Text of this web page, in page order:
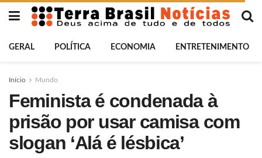
GERAL POLÍTICA ECONOMIA ENTRETENIMENTO
Início Mundo
Feminista é condenada à
prisão por usar camisa com
slogan ‘Alá é lésbica’